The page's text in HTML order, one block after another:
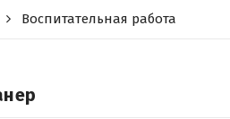
Воспитательная работа